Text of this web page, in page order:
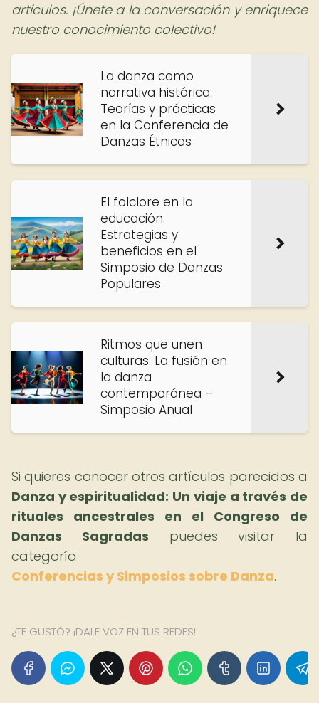
artículos. ¡Únete a la conversación y enriquece
nuestro conocimiento colectivo!
La danza como
narrativa histórica:
Teorías y prácticas
en la Conferencia de
Danzas Étnicas
El folclore en la
educación:
Estrategias y
beneficios en el
Simposio de Danzas
Populares
Ritmos que unen
culturas: La fusión en
la danza
contemporánea –
Simposio Anual
Si quieres conocer otros artículos parecidos a
Danza y espiritualidad: Un viaje a través de
rituales ancestrales en el Congreso de
Danzas Sagradas puedes visitar la
categoría
Conferencias y Simposios sobre Danza.
¿TE GUSTÓ? ¡DALE VOZ EN TUS REDES!